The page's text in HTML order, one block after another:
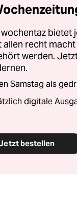
allen recht
werden.
Samstag als
digitale
bestellen